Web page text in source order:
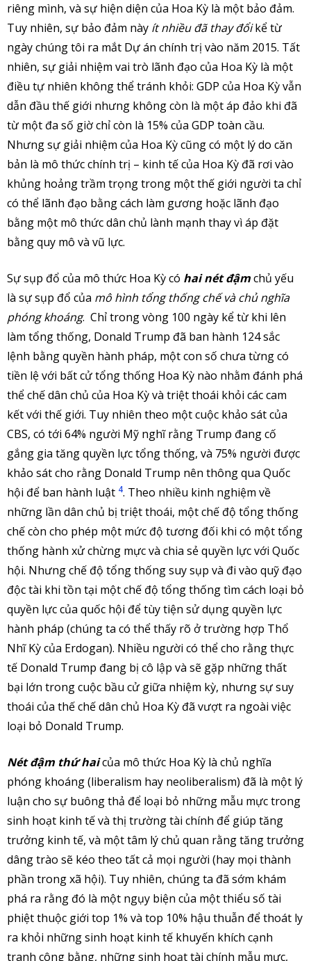
riêng mình, và sự hiện diện của Hoa Kỳ là một bảo đảm.
Tuy nhiên, sự bảo đảm này ít nhiều đã thay đổikể từ
ngày chúng tôi ra mắt Dự án chính trị vào năm 2015. Tất
nhiên, sự giải nhiệm vai trò lãnh đạo của Hoa Kỳ là một
điều tự nhiên không thể tránh khỏi: GDP của Hoa Kỳ vẫn
dẫn đầu thế giới nhưng không còn là một áp đảo khi đã
từ một đa số giờ chỉ còn là 15% của GDP toàn cầu.
Nhưng sự giải nhiệm của Hoa Kỳ cũng có một lý do căn
bản là mô thức chính trị – kinh tế của Hoa Kỳ đã rơi vào
khủng hoảng trầm trọng trong một thế giới người ta chỉ
có thể lãnh đạo bằng cách làm gương hoặc lãnh đạo
bằng một mô thức dân chủ lành mạnh thay vì áp đặt
bằng quy mô và vũ lực.
Sự sụp đổ của mô thức Hoa Kỳ có hai nét đậmchủ yếu
là sự sụp đổ của mô hình tổng thống chế và chủ nghĩa
phóng khoáng. Chỉ trong vòng 100 ngày kể từ khi lên
làm tổng thống, Donald Trump đã ban hành 124 sắc
lệnh bằng quyền hành pháp, một con số chưa từng có
tiền lệ với bất cử tổng thống Hoa Kỳ nào nhằm đánh phá
thể chế dân chủ của Hoa Kỳ và triệt thoái khỏi các cam
kết với thế giới. Tuy nhiên theo một cuộc khảo sát của
CBS, có tới 64% người Mỹ nghĩ rằng Trump đang cố
gắng gia tăng quyền lực tổng thống, và 75% người được
khảo sát cho rằng Donald Trump nên thông qua Quốc
hội để ban hành luật 4. Theo nhiều kinh nghiệm về
những lần dân chủ bị triệt thoái, một chế độ tổng thống
chế còn cho phép một mức độ tương đối khi có một tổng
thống hành xử chừng mực và chia sẻ quyền lực với Quốc
hội. Nhưng chế độ tổng thống suy sụp và đi vào quỹ đạo
độc tài khi tồn tại một chế độ tổng thống tìm cách loại bỏ
quyền lực của quốc hội để tùy tiện sử dụng quyền lực
hành pháp (chúng ta có thể thấy rõ ở trường hợp Thổ
Nhĩ Kỳ của Erdogan). Nhiều người có thể cho rằng thực
tế Donald Trump đang bị cô lập và sẽ gặp những thất
bại lớn trong cuộc bầu cử giữa nhiệm kỳ, nhưng sự suy
thoái của thế chế dân chủ Hoa Kỳ đã vượt ra ngoài việc
loại bỏ Donald Trump.
Nét đậm thứ haicủa mô thức Hoa Kỳ là chủ nghĩa
phóng khoáng (liberalism hay neoliberalism) đã là một lý
luận cho sự buông thả để loại bỏ những mẫu mực trong
sinh hoạt kinh tế và thị trường tài chính để giúp tăng
trưởng kinh tế, và một tâm lý chủ quan rằng tăng trưởng
dâng trào sẽ kéo theo tất cả mọi người (hay mọi thành
phần trong xã hội). Tuy nhiên, chúng ta đã sớm khám
phá ra rằng đó là một ngụy biện của một thiểu số tài
phiệt thuộc giới top 1% và top 10% hậu thuẫn để thoát ly
ra khỏi những sinh hoạt kinh tế khuyến khích cạnh
tranh công bằng, những sinh hoạt tài chính mẫu mực,